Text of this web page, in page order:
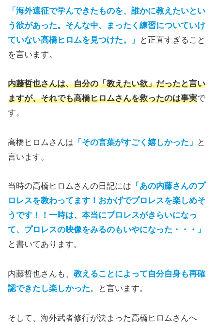
「海外遠征で学んできたものを、誰かに教えたいとい
う欲があった。そんな中、まったく練習についていけ
ていない高橋ヒロムを見つけた。」
と正直すぎること
を言います。
内藤哲也さんは、自分の「教えたい欲」だったと言い
ますが、それでも高橋ヒロムさんを救ったのは事実で
す。
高橋ヒロムさんは 「その言葉がすごく嬉しかった」
と
言います。
当時の高橋ヒロムさんの日記には 「あの内藤さんのプ
ロレスを教わってます！おかげでプロレスを楽しめそ
うです！！ 一時は、本当にプロレスがきらいになっ
て、プロレスの映像をみるのもいやになった・・・」
と書いてあります。
内藤哲也さんも、 教えることによって自分自身も再確
認できたし楽しかった。と言います。
そして、海外武者修行が決まった高橋ヒロムさんへ